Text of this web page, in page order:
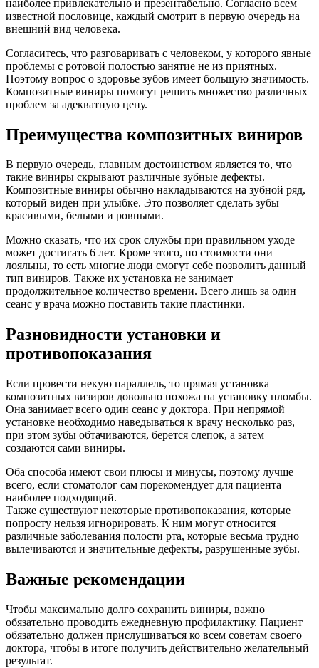
наиболее привлекательно и презентабельно. Согласно всем
известной пословице, каждый смотрит в первую очередь на
внешний вид человека.
Согласитесь, что разговаривать с человеком, у которого явные
проблемы с ротовой полостью занятие не из приятных.
Поэтому вопрос о здоровье зубов имеет большую значимость.
Композитные виниры помогут решить множество различных
проблем за адекватную цену.
Преимущества композитных виниров
В первую очередь, главным достоинством является то, что
такие виниры скрывают различные зубные дефекты.
Композитные виниры обычно накладываются на зубной ряд,
который виден при улыбке. Это позволяет сделать зубы
красивыми, белыми и ровными.
Можно сказать, что их срок службы при правильном уходе
может достигать 6 лет. Кроме этого, по стоимости они
лояльны, то есть многие люди смогут себе позволить данный
тип виниров. Также их установка не занимает
продолжительное количество времени. Всего лишь за один
сеанс у врача можно поставить такие пластинки.
Разновидности установки и
противопоказания
Если провести некую параллель, то прямая установка
композитных визиров довольно похожа на установку пломбы.
Она занимает всего один сеанс у доктора. При непрямой
установке необходимо наведываться к врачу несколько раз,
при этом зубы обтачиваются, берется слепок, а затем
создаются сами виниры.
Оба способа имеют свои плюсы и минусы, поэтому лучше
всего, если стоматолог сам порекомендует для пациента
наиболее подходящий.
Также существуют некоторые противопоказания, которые
попросту нельзя игнорировать. К ним могут относится
различные заболевания полости рта, которые весьма трудно
вылечиваются и значительные дефекты, разрушенные зубы.
Важные рекомендации
Чтобы максимально долго сохранить виниры, важно
обязательно проводить ежедневную профилактику. Пациент
обязательно должен прислушиваться ко всем советам своего
доктора, чтобы в итоге получить действительно желательный
результат.